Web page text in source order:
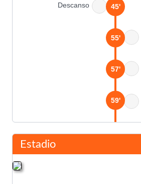
Descanso 45'
55'
57'
59'
61'
Jose Manuel Tárraga
Estadio